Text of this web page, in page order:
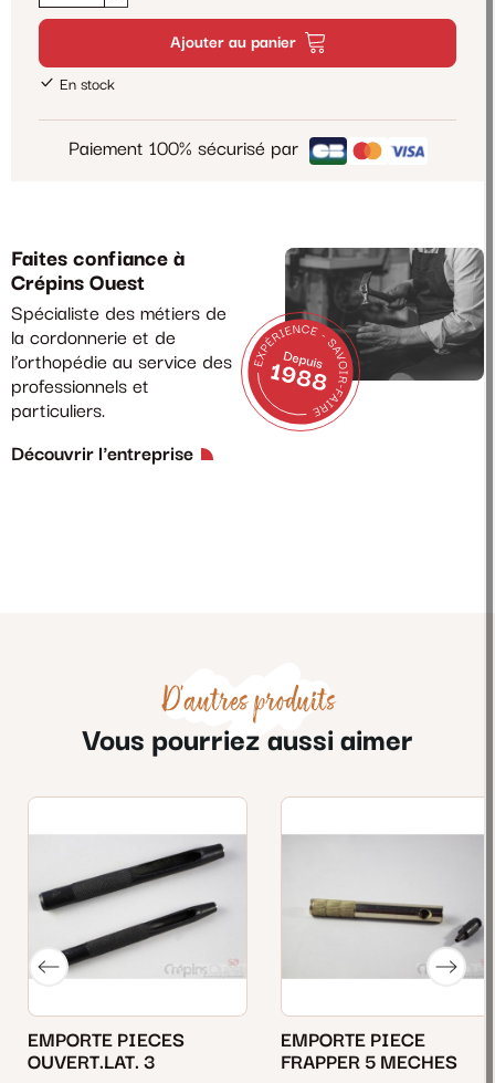
Ajouter au panier
En stock
Paiement 100% sécurisé par
Faites confiance à
Crépins Ouest
Spécialiste des métiers de
la cordonnerie et de
l’orthopédie au service des
professionnels et
particuliers.
Découvrir l'entreprise
D'autres produits
Vous pourriez aussi aimer
EMPORTE PIECES
OUVERT.LAT. 3
EMPORTE PIECE
FRAPPER 5 MECHES